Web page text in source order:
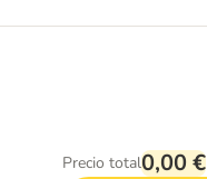
Precio total0,00 €